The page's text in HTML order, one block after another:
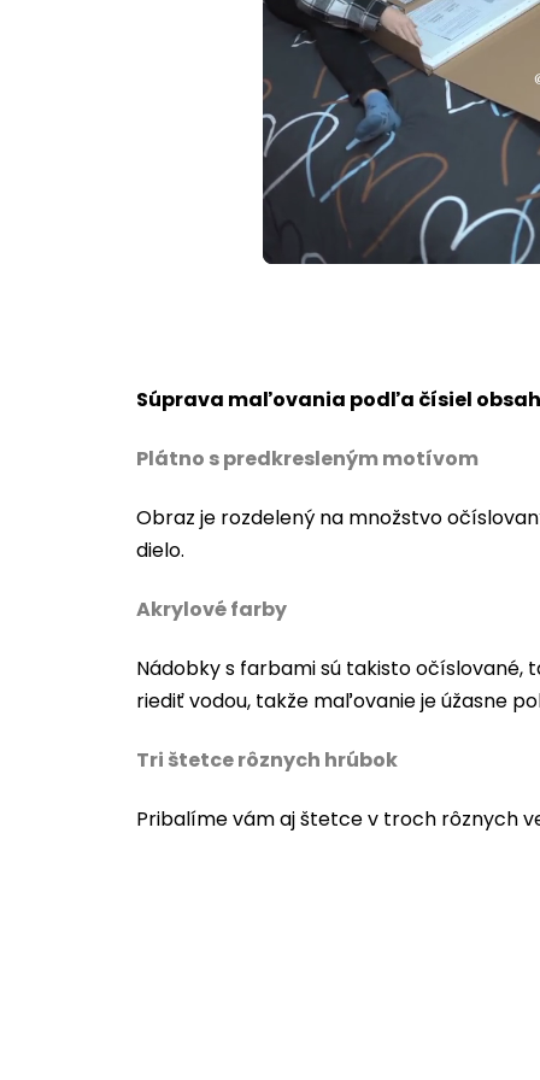
Unmute Loaded
72.82%
Súprava maľovania podľa čísiel
Plátno s predkresleným motívom
Obraz je rozdelený na množstvo
dielo.
Akrylové farby
Nádobky s farbami sú takisto
riediť vodou, takže maľovanie je úžasne
Tri štetce rôznych hrúbok
Pribalíme vám aj štetce v troch rôznych